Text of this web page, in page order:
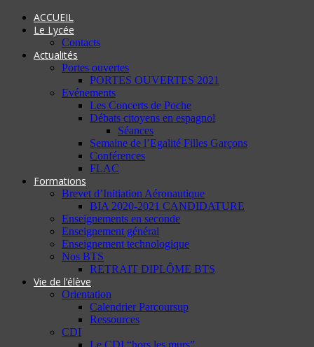
ACCUEIL
Le Lycée
Contacts
Actualités
Portes ouvertes
PORTES OUVERTES 2021
Evénements
Les Concerts de Poche
Débats citoyens en espagnol
Séances
Semaine de l’Egalité Filles Garçons
Conférences
FLAC
Formations
Brevet d’Initiation Aéronautique
BIA 2020-2021 CANDIDATURE
Enseignements en seconde
Enseignement général
Enseignement technologique
Nos BTS
RETRAIT DIPLÔME BTS
Vie de l’élève
Orientation
Calendrier Parcoursup
Ressources
CDI
Le CDI “hors les murs”